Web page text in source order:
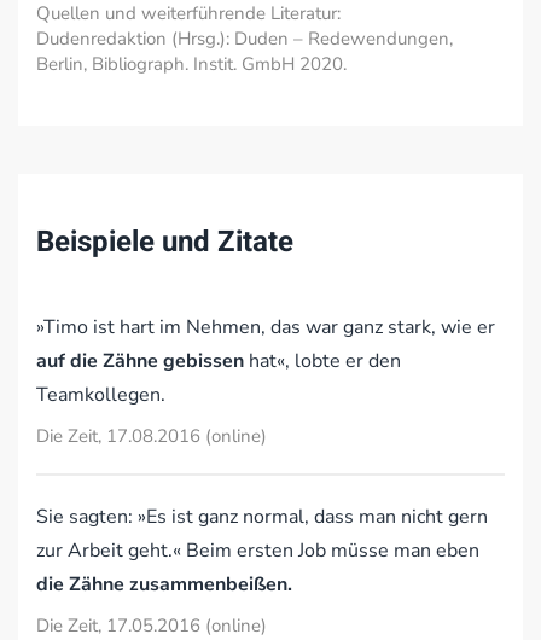
Quellen und weiterführende Literatur:
Dudenredaktion (Hrsg.): Duden – Redewendungen,
Berlin, Bibliograph. Instit. GmbH 2020.
Beispiele und Zitate
»Timo ist hart im Nehmen, das war ganz stark, wie er
auf die Zähne gebissen hat«, lobte er den
Teamkollegen.
Die Zeit, 17.08.2016 (online)
Sie sagten: »Es ist ganz normal, dass man nicht gern
zur Arbeit geht.« Beim ersten Job müsse man eben
die Zähne zusammenbeißen.
Die Zeit, 17.05.2016 (online)